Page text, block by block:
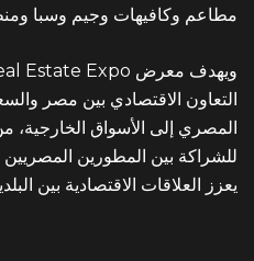
مطاعم وكافيهات وجيم وسبا
التعاون الاقتصادي بين مصر
المصري إلى الأسواق الخارجية،
للشراكة بين المطورين المصريين
يعزز العلاقات الاقتصادية بين